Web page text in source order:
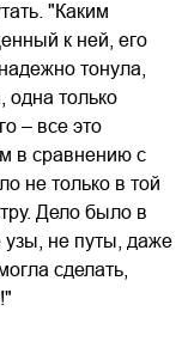
"Каким
к ней, его
тонула,
одна только
– все это
в сравнению с
не только в той
Дело было в
узы, не путы, даже
сделать,